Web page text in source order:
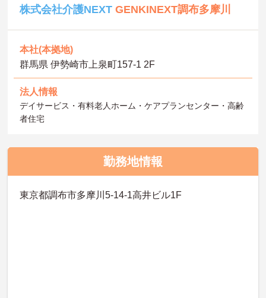
株式会社介護NEXTGENKINEXT調布多摩川
本社(本拠地)
群馬県 伊勢崎市上泉町157-1 2F
法人情報
デイサービス・有料老人ホーム・ケアプランセンター・高齢
者住宅
勤務地情報
東京都調布市多摩川5-14-1高井ビル1F